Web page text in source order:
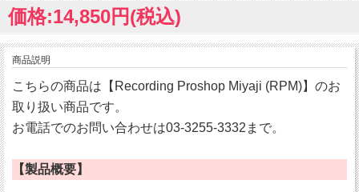
価格:14,850円(税込)
商品説明
こちらの商品は【Recording Proshop Miyaji (RPM)】のお
取り扱い商品です。
お電話でのお問い合わせは03-3255-3332まで。
【製品概要】